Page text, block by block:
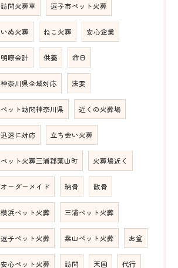
訪問火葬車 逗子市ペット火葬
いぬ火葬 ねこ火葬 安心企業
明瞭会計 供養 命日
神奈川県全域対応 法要
ペット訪問神奈川県 近くの火葬場
迅速に対応 立ち会い火葬
ペット火葬三浦郡葉山町 火葬場近く
オーダーメイド 納骨 散骨
横浜ペット火葬 三浦ペット火葬
逗子ペット火葬 葉山ペット火葬 お盆
安心ペット火葬 訪問 天国 代行